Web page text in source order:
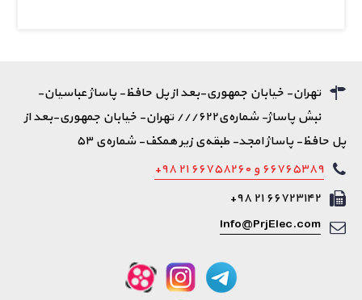
تهران- خیابان جمهوری-بعد از پل حافظ- پاساژ عباسیان-
نبش پاساژ- شماره‌ی۶۲۲/// تهران- خیابان جمهوری-بعد از
پل حافظ- پاساژ امجد- طبقه‌ی زیر همکف- شماره‌ی ۵۳
۶۶۷۶۵۳۸۹ و ۶۶۷۵۸۲۶۰ ۲۱ ۹۸+
۶۶۷۲۳۱۴۲ ۲۱ ۹۸+
Info@PrjElec.com